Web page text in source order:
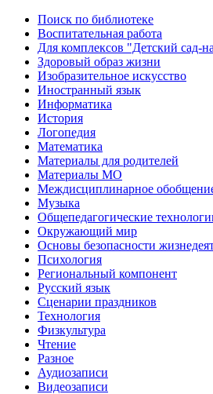
Поиск по библиотеке
Воспитательная работа
Для комплексов "Детский сад-
Здоровый образ жизни
Изобразительное искусство
Иностранный язык
Информатика
История
Логопедия
Математика
Материалы для родителей
Материалы МО
Междисциплинарное
Музыка
Общепедагогические
Окружающий мир
Основы безопасности
Психология
Региональный компонент
Русский язык
Сценарии праздников
Технология
Физкультура
Чтение
Разное
Аудиозаписи
Видеозаписи